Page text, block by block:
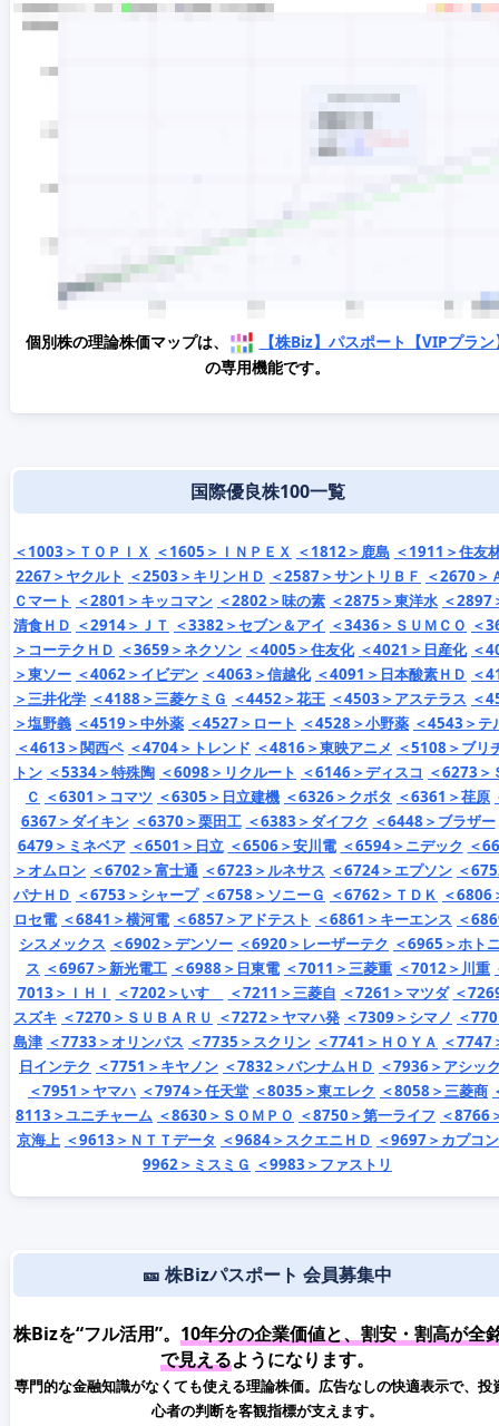
個別株の理論株価マップは、
【株Biz】パスポート【VIPプラン
の専用機能です。
国際優良株100一覧
＜1003＞ＴＯＰＩＸ ＜1605＞ＩＮＰＥＸ ＜1812＞鹿島 ＜1911＞住友
2267＞ヤクルト ＜2503＞キリンＨＤ ＜2587＞サントリＢＦ ＜2670＞
Ｃマート ＜2801＞キッコマン ＜2802＞味の素 ＜2875＞東洋水 ＜2897
清食ＨＤ ＜2914＞ＪＴ ＜3382＞セブン＆アイ ＜3436＞ＳＵＭＣＯ ＜
＞コーテクＨＤ ＜3659＞ネクソン ＜4005＞住友化 ＜4021＞日産化 ＜
＞東ソー ＜4062＞イビデン ＜4063＞信越化 ＜4091＞日本酸素ＨＤ ＜
＞三井化学 ＜4188＞三菱ケミＧ ＜4452＞花王 ＜4503＞アステラス ＜
＞塩野義 ＜4519＞中外薬 ＜4527＞ロート ＜4528＞小野薬 ＜4543＞テ
＜4613＞関西ペ ＜4704＞トレンド ＜4816＞東映アニメ ＜5108＞ブリ
トン ＜5334＞特殊陶 ＜6098＞リクルート ＜6146＞ディスコ ＜6273＞
Ｃ ＜6301＞コマツ ＜6305＞日立建機 ＜6326＞クボタ ＜6361＞荏原
6367＞ダイキン ＜6370＞栗田工 ＜6383＞ダイフク ＜6448＞ブラザー
6479＞ミネベア ＜6501＞日立 ＜6506＞安川電 ＜6594＞ニデック ＜
＞オムロン ＜6702＞富士通 ＜6723＞ルネサス ＜6724＞エプソン ＜
パナＨＤ ＜6753＞シャープ ＜6758＞ソニーＧ ＜6762＞ＴＤＫ ＜6806
ロセ電 ＜6841＞横河電 ＜6857＞アドテスト ＜6861＞キーエンス ＜
シスメックス ＜6902＞デンソー ＜6920＞レーザーテク ＜6965＞ホト
ス ＜6967＞新光電工 ＜6988＞日東電 ＜7011＞三菱重 ＜7012＞川重
7013＞ＩＨＩ
＜7202＞いすゞ ＜7211＞三菱自 ＜7261＞マツダ ＜
スズキ ＜7270＞ＳＵＢＡＲＵ ＜7272＞ヤマハ発 ＜7309＞シマノ ＜
島津 ＜7733＞オリンパス ＜7735＞スクリン ＜7741＞ＨＯＹＡ ＜7747
日インテク ＜7751＞キヤノン ＜7832＞バンナムＨＤ ＜7936＞アシッ
＜7951＞ヤマハ ＜7974＞任天堂 ＜8035＞東エレク ＜8058＞三菱商
8113＞ユニチャーム ＜8630＞ＳＯＭＰＯ ＜8750＞第一ライフ ＜8766
京海上 ＜9613＞ＮＴＴデータ ＜9684＞スクエニＨＤ ＜9697＞カプコン
9962＞ミスミＧ ＜9983＞ファストリ
🎫 株Bizパスポート 会員募集中
株Bizを“フル活用”。 10年分の企業価値と、割安・割高が全
で見えるようになります。
専門的な金融知識がなくても使える理論株価。広告なしの快適表示で、投
心者の判断を客観指標が支えます。